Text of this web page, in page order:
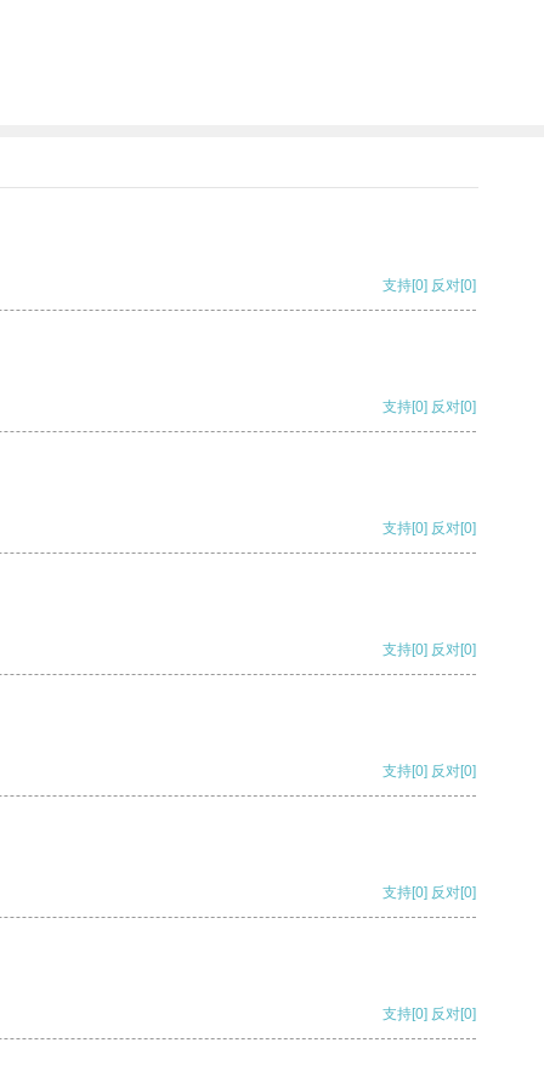
支持[0] 反对[0]
支持[0] 反对[0]
支持[0] 反对[0]
支持[0] 反对[0]
支持[0] 反对[0]
支持[0] 反对[0]
支持[0] 反对[0]